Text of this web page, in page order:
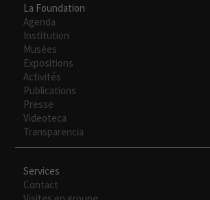
La Foundation
Agenda
Institution
Musées
Expositions
Activités
Publications
Presse
Videoteca
Transparencia
Services
Contact